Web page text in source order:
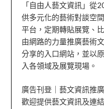
「自由人藝文資訊」從
供多元化的藝術對談空
平台，定期轉貼展覽、
由網路的力量推廣藝術
分享的入口網站，並以
入各領域及展覽現場。
廣告刊登｜藝文資訊推
歡迎提供藝文資訊及連